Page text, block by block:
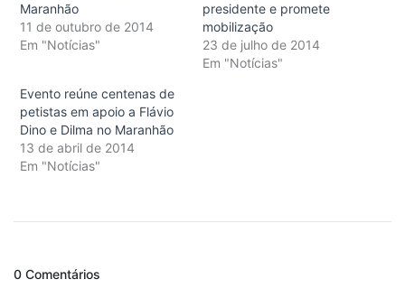
Maranhão
11 de outubro de 2014
Em "Notícias"
presidente e promete
mobilização
23 de julho de 2014
Em "Notícias"
Evento reúne centenas de
petistas em apoio a Flávio
Dino e Dilma no Maranhão
13 de abril de 2014
Em "Notícias"
0 Comentários